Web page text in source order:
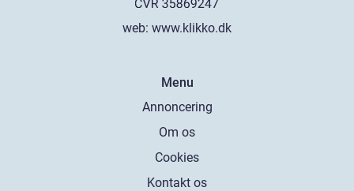
web: www.klikko.dk
Menu
Annoncering
Om os
Cookies
Kontakt os